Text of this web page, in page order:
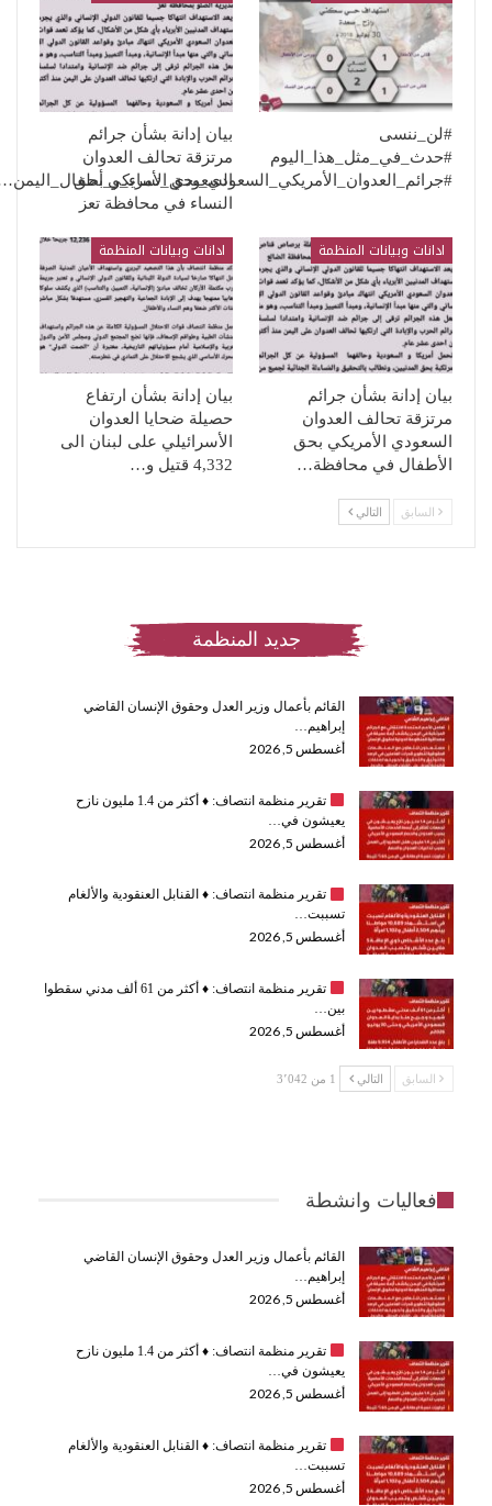
#لن_ننسى
#حدث_في_مثل_هذا_اليوم
بيان إدانة بشأن جرائم
مرتزقة تحالف العدوان
السعودي الأمريكي بحق
النساء في محافظة تعز
ادانات وبيانات المنظمة
بيان إدانة بشأن جرائم
مرتزقة تحالف العدوان
السعودي الأمريكي بحق
الأطفال في محافظة…
ادانات وبيانات المنظمة
بيان إدانة بشأن ارتفاع
حصيلة ضحايا العدوان
الأسرائيلي على لبنان الى
4,332 قتيل و…
السابق التالي
جديد المنظمة
القائم بأعمال وزير العدل وحقوق الإنسان القاضي
إبراهيم…
أغسطس 5, 2026
تقرير منظمة انتصاف: ♦️
أكثر من 1.4 مليون نازح
يعيشون في…
أغسطس 5, 2026
تقرير منظمة انتصاف: ♦️القنابل العنقودية والألغام
تسببت…
أغسطس 5, 2026
تقرير منظمة انتصاف: ♦️
أكثر من 61 ألف مدني سقطوا
بين…
أغسطس 5, 2026
السابق التالي 1 من 3٬042
فعاليات وانشطة
القائم بأعمال وزير العدل وحقوق الإنسان القاضي
إبراهيم…
أغسطس 5, 2026
تقرير منظمة انتصاف: ♦️
أكثر من 1.4 مليون نازح
يعيشون في…
أغسطس 5, 2026
تقرير منظمة انتصاف: ♦️القنابل العنقودية والألغام
تسببت…
أغسطس 5, 2026